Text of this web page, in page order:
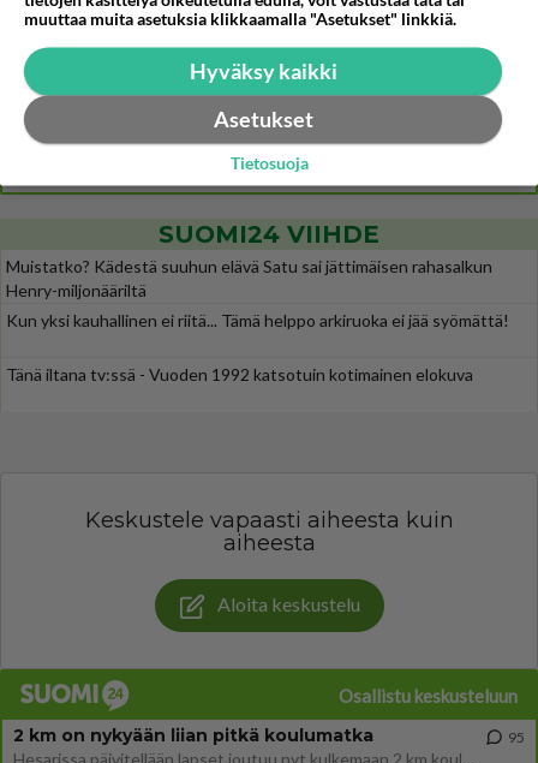
Mitä tuot pöytään parisuhteessa?
Siinäpä se kysymys on otsikossa. Mitäpä siis tuot/toisit pöytään parisuhteessa? Oletko mies vai nainen? Koetko sen mitä
Martinan bisneksillä ei mene hyvin
Tiesitkö? Martina Aitolehden isäpuoli on tämä suosittu laulaja
SUOMI24 VIIHDE
Muistatko? Kädestä suuhun elävä Satu sai jättimäisen rahasalkun
Henry-miljonääriltä
Kun yksi kauhallinen ei riitä... Tämä helppo arkiruoka ei jää syömättä!
Tänä iltana tv:ssä - Vuoden 1992 katsotuin kotimainen elokuva
Keskustele vapaasti aiheesta kuin
aiheesta
Aloita keskustelu
Osallistu keskusteluun
2 km on nykyään liian pitkä koulumatka
Hesarissa päivitellään lapset joutuu nyt kulkemaan 2 km kouluun jösses. Ruostefillarilla tuo matka menee vaikka miten äk
95
muuttaa muita asetuksia klikkaamalla "Asetukset" linkkiä.
Hyväksy kaikki
Asetukset
Tietosuoja